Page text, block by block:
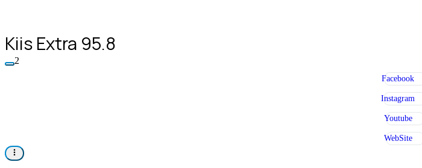
Kiis Extra 95.8
2
Facebook
Instagram
Youtube
WebSite